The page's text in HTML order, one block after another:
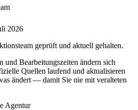
2026
geprüft und aktuell gehalten.
und Bearbeitungszeiten ändern sich
Quellen laufend und aktualisieren
ändert — damit Sie nie mit veralteten
Agentur